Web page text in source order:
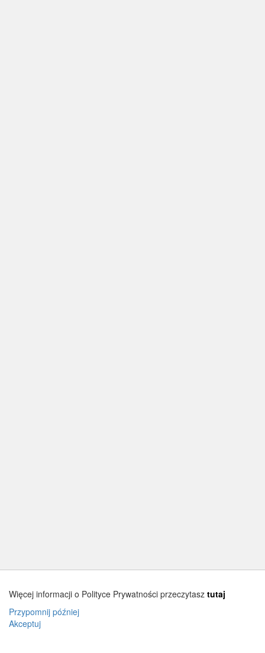
Więcej informacji o Polityce Prywatności przeczytasz tutaj
Przypomnij później
Akceptuj